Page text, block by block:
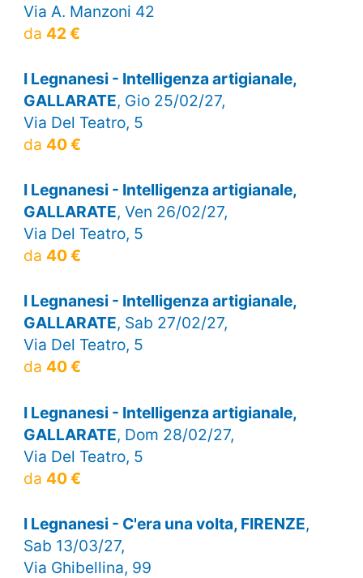
Via A. Manzoni 42
da 42 €
I Legnanesi - Intelligenza artigianale,
GALLARATE, Gio 25/02/27,
Via Del Teatro, 5
da 40 €
I Legnanesi - Intelligenza artigianale,
GALLARATE, Ven 26/02/27,
Via Del Teatro, 5
da 40 €
I Legnanesi - Intelligenza artigianale,
GALLARATE, Sab 27/02/27,
Via Del Teatro, 5
da 40 €
I Legnanesi - Intelligenza artigianale,
GALLARATE, Dom 28/02/27,
Via Del Teatro, 5
da 40 €
I Legnanesi - C'era una volta, FIRENZE,
Sab 13/03/27,
Via Ghibellina, 99